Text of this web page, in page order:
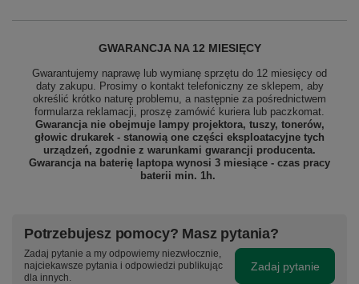
GWARANCJA NA 12 MIESIĘCY
Gwarantujemy naprawę lub wymianę sprzętu do 12 miesięcy od
daty zakupu. Prosimy o kontakt telefoniczny ze sklepem, aby
określić krótko naturę problemu, a następnie za pośrednictwem
formularza reklamacji, proszę zamówić kuriera lub paczkomat.
Gwarancja nie obejmuje lampy projektora, tuszy, tonerów,
głowic drukarek - stanowią one części eksploatacyjne tych
urządzeń, zgodnie z warunkami gwarancji producenta.
Gwarancja na baterię laptopa wynosi 3 miesiące - czas pracy
baterii min. 1h.
Potrzebujesz pomocy? Masz pytania?
Zadaj pytanie a my odpowiemy niezwłocznie,
najciekawsze pytania i odpowiedzi publikując
dla innych.
Zadaj pytanie